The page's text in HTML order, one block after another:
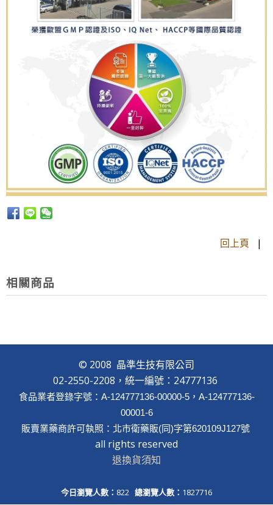
回上頁 |
相關商品
© 2008 晶準生技有限公司
02-2550-2208，統一編號：24777136
食品業者登錄字號：A-124777136-00000-5，A-124777136-
00001-6
販賣業藥商許可執照：北市衛藥販(同)字第620109J127號
all rights reserved
退換貨須知
今日瀏覽人數： 822 總瀏覽人數： 1827716